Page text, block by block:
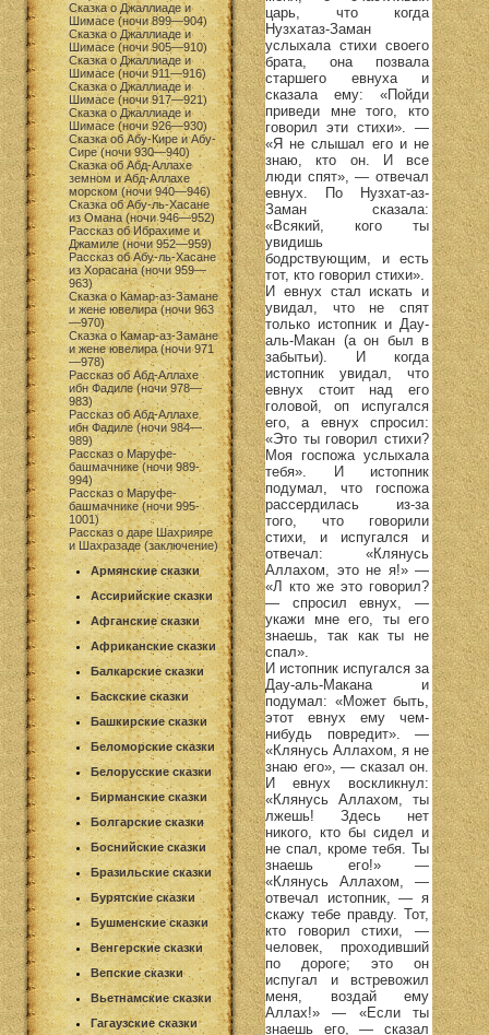
Сказка о Джаллиаде и
Шимасе (ночи 899—904)
Сказка о Джаллиаде и
Шимасе (ночи 905—910)
Сказка о Джаллиаде и
Шимасе (ночи 911—916)
Сказка о Джаллиаде и
Шимасе (ночи 917—921)
Сказка о Джаллиаде и
Шимасе (ночи 926—930)
Сказка об Абу-Кире и Абу-
Сире (ночи 930—940)
Сказка об Абд-Аллахе
земном и Абд-Аллахе
морском (ночи 940—946)
Сказка об Абу-ль-Хасане
из Омана (ночи 946—952)
Рассказ об Ибрахиме и
Джамиле (ночи 952—959)
Рассказ об Абу-ль-Хасане
из Хорасана (ночи 959—
963)
Сказка о Камар-аз-Замане
и жене ювелира (ночи 963
—970)
Сказка о Камар-аз-Замане
и жене ювелира (ночи 971
—978)
Рассказ об Абд-Аллахе
ибн Фадиле (ночи 978—
983)
Рассказ об Абд-Аллахе
ибн Фадиле (ночи 984—
989)
Рассказ о Маруфе-
башмачнике (ночи 989-
994)
Рассказ о Маруфе-
башмачнике (ночи 995-
1001)
Рассказ о даре Шахрияре
и Шахразаде (заключение)
Армянские сказки
Ассирийские сказки
Афганские сказки
Африканские сказки
Балкарские сказки
Баскские сказки
Башкирские сказки
Беломорские сказки
Белорусские сказки
Бирманские сказки
Болгарские сказки
Боснийские сказки
Бразильские сказки
Бурятские сказки
Бушменские сказки
Венгерские сказки
Вепские сказки
Вьетнамские сказки
Гагаузские сказки
царь, что когда
Нузхатаз-Заман
услыхала стихи своего
брата, она позвала
старшего евнуха и
сказала ему: «Пойди
приведи мне того, кто
говорил эти стихи». —
«Я не слышал его и не
знаю, кто он. И все
люди спят», — отвечал
евнух. По Нузхат-аз-
Заман сказала:
«Всякий, кого ты
увидишь
бодрствующим, и есть
тот, кто говорил стихи».
И евнух стал искать и
увидал, что не спят
только истопник и Дау-
аль-Макан (а он был в
забытьи). И когда
истопник увидал, что
евнух стоит над его
головой, оп испугался
его, а евнух спросил:
«Это ты говорил стихи?
Моя госпожа услыхала
тебя». И истопник
подумал, что госпожа
рассердилась из-за
того, что говорили
стихи, и испугался и
отвечал: «Клянусь
Аллахом, это не я!» —
«Л кто же это говорил?
— спросил евнух, —
укажи мне его, ты его
знаешь, так как ты не
спал».
И истопник испугался за
Дау-аль-Макана и
подумал: «Может быть,
этот евнух ему чем-
нибудь повредит». —
«Клянусь Аллахом, я не
знаю его», — сказал он.
И евнух воскликнул:
«Клянусь Аллахом, ты
лжешь! Здесь нет
никого, кто бы сидел и
не спал, кроме тебя. Ты
знаешь его!» —
«Клянусь Аллахом, —
отвечал истопник, — я
скажу тебе правду. Тот,
кто говорил стихи, —
человек, проходивший
по дороге; это он
испугал и встревожил
меня, воздай ему
Аллах!» — «Если ты
знаешь его, — сказал